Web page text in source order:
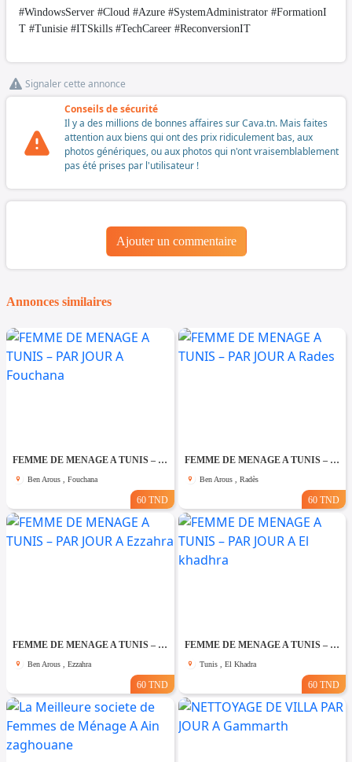
#WindowsServer #Cloud #Azure #SystemAdministrator #FormationI
T #Tunisie #ITSkills #TechCareer #ReconversionIT
Signaler cette annonce
Conseils de sécurité
Il y a des millions de bonnes affaires sur Cava.tn. Mais faites
attention aux biens qui ont des prix ridiculement bas, aux
photos génériques, ou aux photos qui n'ont vraisemblablement
pas été prises par l'utilisateur !
Ajouter un commentaire
Annonces similaires
FEMME DE MENAGE A TUNIS – PAR JOUR A Fouchana
Ben Arous , Fouchana
60 TND
FEMME DE MENAGE A TUNIS – PAR JOUR A Rades
Ben Arous , Radès
60 TND
FEMME DE MENAGE A TUNIS – PAR JOUR A Ezzahra
Ben Arous , Ezzahra
60 TND
FEMME DE MENAGE A TUNIS – PAR JOUR A El khadhra
Tunis , El Khadra
60 TND